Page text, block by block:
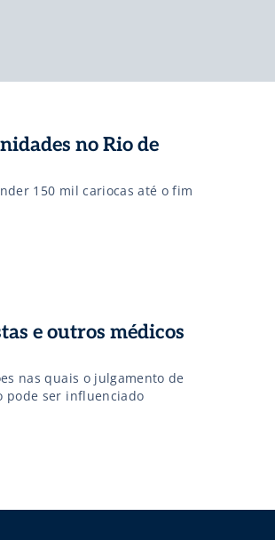
no Rio de
150 mil cariocas até o fim
e outros médicos
nas quais o julgamento de
pode ser influenciado